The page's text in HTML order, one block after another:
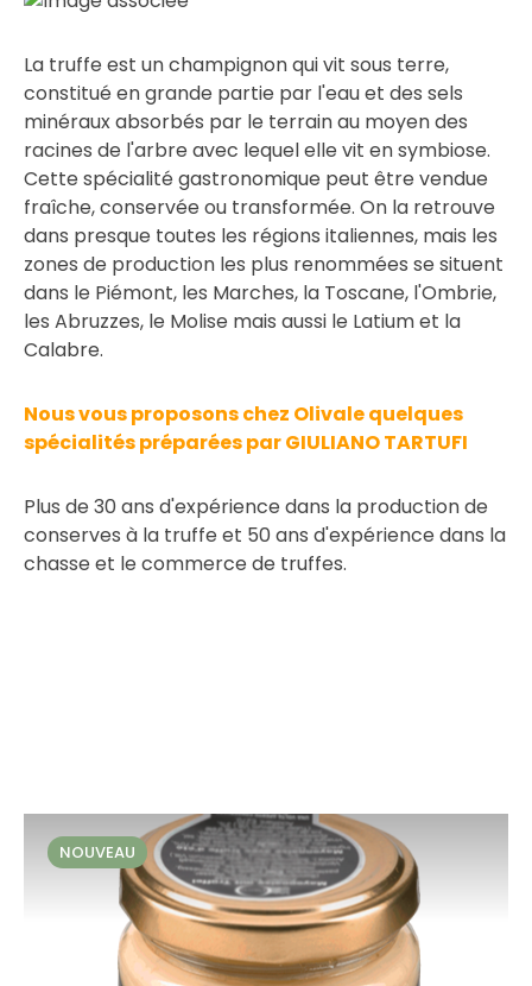
La truffe est un champignon qui vit sous terre,
constitué en grande partie par l'eau et des sels
minéraux absorbés par le terrain au moyen des
racines de l'arbre avec lequel elle vit en symbiose.
Cette spécialité gastronomique peut être vendue
fraîche, conservée ou transformée. On la retrouve
dans presque toutes les régions italiennes, mais les
zones de production les plus renommées se situent
dans le Piémont, les Marches, la Toscane, l'Ombrie,
les Abruzzes, le Molise mais aussi le Latium et la
Calabre.
Nous vous proposons chez Olivale quelques
spécialités préparées par GIULIANO TARTUFI
Plus de 30 ans d'expérience dans la production de
conserves à la truffe et 50 ans d'expérience dans la
chasse et le commerce de truffes.
NOUVEAU